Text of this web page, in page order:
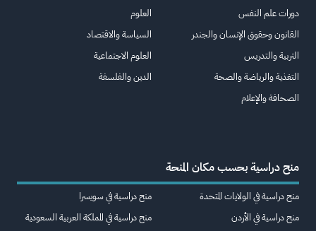
دورات علم النفس
القانون وحقوق الإنسان والجندر
التربية والتدريس
التغذية والرياضة والصحة
الصحافة والإعلام
العلوم
السياسة والاقتصاد
العلوم الاجتماعية
الدين والفلسفة
منح دراسية بحسب مكان المنحة
منح دراسية في الولايات المتحدة
منح دراسية في الأردن
منح دراسية في سويسرا
منح دراسية في المملكة العربية السعودية